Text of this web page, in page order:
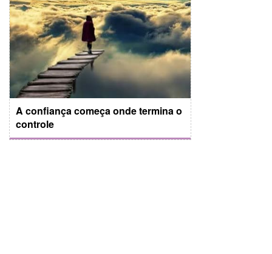
A confiança começa onde termina o
controle